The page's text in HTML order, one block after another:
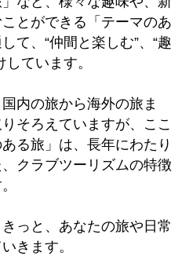
とができる「テーマのあ
て、“仲間と楽しむ”、“趣
ています。
内の旅から海外の旅ま
そろえていますが、ここ
る旅」は、長年にわたり
クラブツーリズムの特徴
っと、あなたの旅や日常
きます。